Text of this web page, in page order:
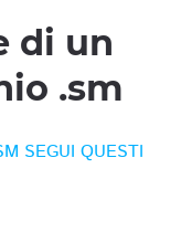
di un
.sm
SEGUI QUESTI